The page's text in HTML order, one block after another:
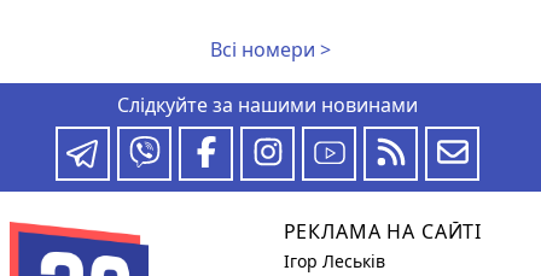
Всі номери >
Слідкуйте за нашими новинами
РЕКЛАМА НА САЙТІ
Ігор Леськів